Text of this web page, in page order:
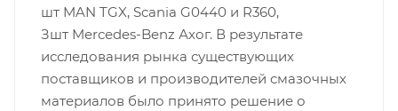
шт MAN TGX, Scania G0440 и R360,
Зшт Mercedes-Benz Ахог. В результате
исследования рынка существующих
поставщиков и производителей смазочных
материалов было принято решение о